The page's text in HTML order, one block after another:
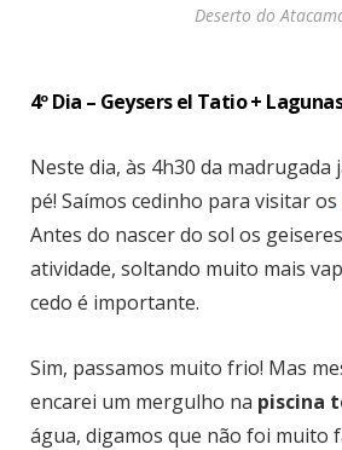
Deserto do
4º Dia – Geysers el Tatio +
Neste dia, às 4h30 da madrugada
pé! Saímos cedinho para visitar os
Antes do nascer do sol os
atividade, soltando muito mais
cedo é importante.
Sim, passamos muito frio! Mas
encarei um mergulho na piscina
água, digamos que não foi muito